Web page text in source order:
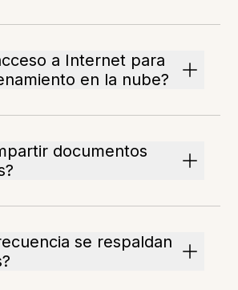
a Internet para
en la nube?
documentos
se respaldan